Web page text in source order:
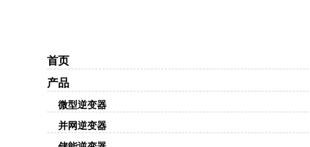
首页
产品
微型逆变器
并网逆变器